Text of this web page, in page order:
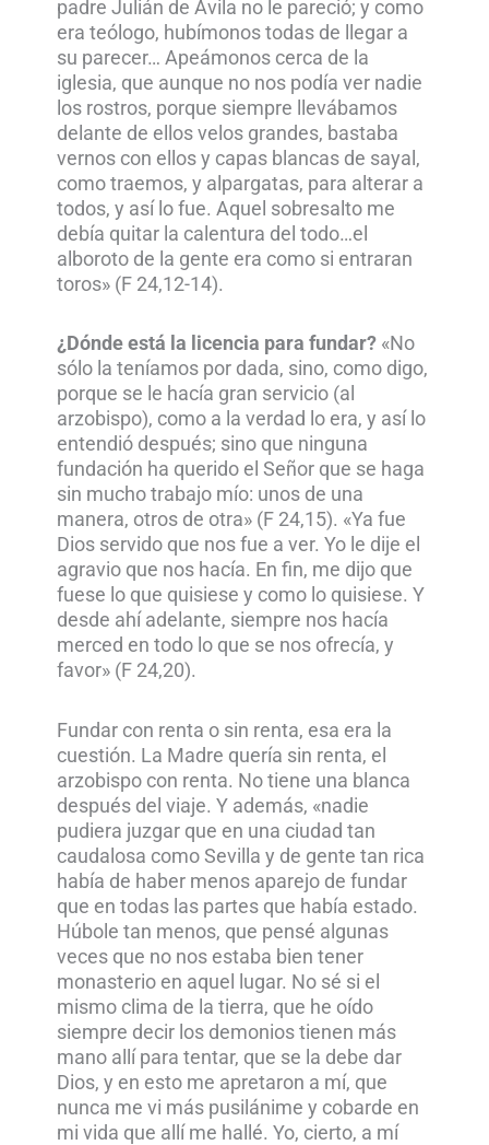
padre Julián de Ávila no le pareció; y como
era teólogo, hubímonos todas de llegar a
su parecer… Apeámonos cerca de la
iglesia, que aunque no nos podía ver nadie
los rostros, porque siempre llevábamos
delante de ellos velos grandes, bastaba
vernos con ellos y capas blancas de sayal,
como traemos, y alpargatas, para alterar a
todos, y así lo fue. Aquel sobresalto me
debía quitar la calentura del todo…el
alboroto de la gente era como si entraran
toros» (F 24,12-14).
¿Dónde está la licencia para fundar? «No
sólo la teníamos por dada, sino, como digo,
porque se le hacía gran servicio (al
arzobispo), como a la verdad lo era, y así lo
entendió después; sino que ninguna
fundación ha querido el Señor que se haga
sin mucho trabajo mío: unos de una
manera, otros de otra» (F 24,15). «Ya fue
Dios servido que nos fue a ver. Yo le dije el
agravio que nos hacía. En fin, me dijo que
fuese lo que quisiese y como lo quisiese. Y
desde ahí adelante, siempre nos hacía
merced en todo lo que se nos ofrecía, y
favor» (F 24,20).
Fundar con renta o sin renta, esa era la
cuestión. La Madre quería sin renta, el
arzobispo con renta. No tiene una blanca
después del viaje. Y además, «nadie
pudiera juzgar que en una ciudad tan
caudalosa como Sevilla y de gente tan rica
había de haber menos aparejo de fundar
que en todas las partes que había estado.
Húbole tan menos, que pensé algunas
veces que no nos estaba bien tener
monasterio en aquel lugar. No sé si el
mismo clima de la tierra, que he oído
siempre decir los demonios tienen más
mano allí para tentar, que se la debe dar
Dios, y en esto me apretaron a mí, que
nunca me vi más pusilánime y cobarde en
mi vida que allí me hallé. Yo, cierto, a mí